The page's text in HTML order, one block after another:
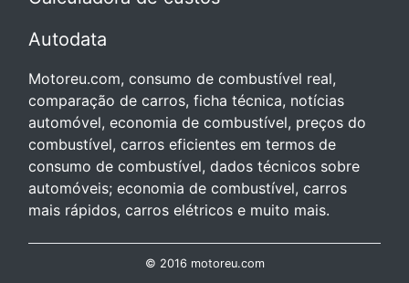
Autodata
Motoreu.com, consumo de combustível real,
comparação de carros, ficha técnica, notícias
automóvel, economia de combustível, preços do
combustível, carros eficientes em termos de
consumo de combustível, dados técnicos sobre
automóveis; economia de combustível, carros
mais rápidos, carros elétricos e muito mais.
© 2016 motoreu.com